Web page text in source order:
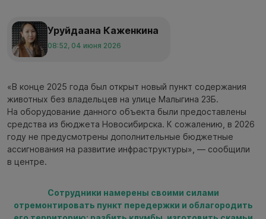
Уруйдаана Каженкина
08:52, 04 июня 2026
«В конце 2025 года был открыт новый пункт содержания
животных без владельцев на улице Малыгина 23Б.
На оборудование данного объекта были предоставлены
средства из бюджета Новосибирска. К сожалению, в 2026
году не предусмотрены дополнительные бюджетные
ассигнования на развитие инфраструктуры», — сообщили
в центре.
Сотрудники намерены своими силами
отремонтировать пункт передержки и облагородить